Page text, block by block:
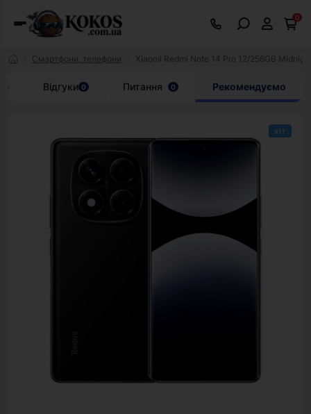
0
Смартфони, телефони Xiaomi Redmi Note 14 Pro 12/256GB
Відгуки 0 Питання 0 Рекомендуємо
хіт